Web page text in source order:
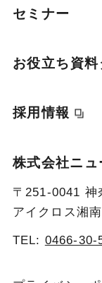
セミナー
お役立ち資
採用情報
株式会社ニ
〒251-0041 神
アイクロス湘
TEL: 0466-30-